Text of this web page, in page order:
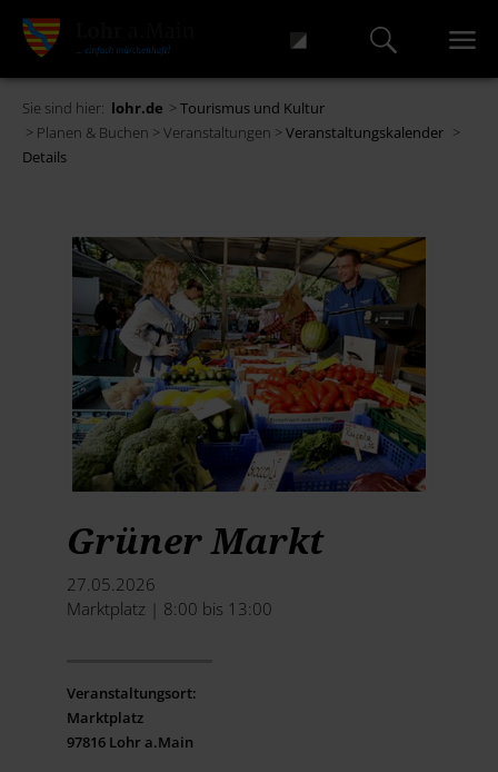
Sie sind hier: lohr.de > Tourismus und Kultur
> Planen & Buchen > Veranstaltungen > Veranstaltungskalender >
Details
Grüner Markt
27.05.2026
Marktplatz | 8:00 bis 13:00
Veranstaltungsort:
Marktplatz
97816 Lohr a.Main